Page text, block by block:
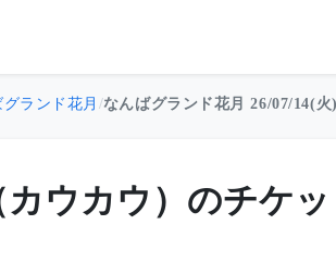
ランド花月 /なんばグランド花月 26/07/14(火
ウカウ）のチケ